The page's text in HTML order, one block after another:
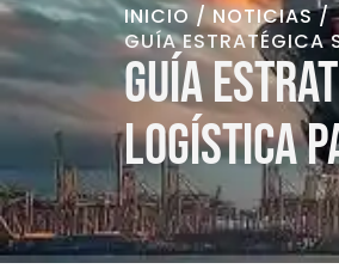
INICIO / NOTICIAS /
GUÍA ESTRATÉGICA
Guía
logística